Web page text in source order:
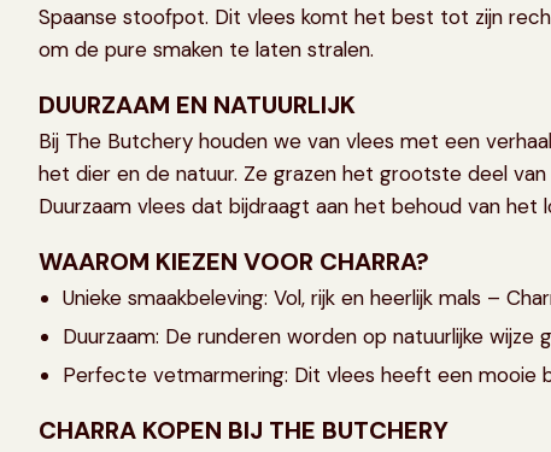
Spaanse stoofpot. Dit vlees komt het best tot zijn
om de pure smaken te laten stralen.
DUURZAAM EN NATUURLIJK
Bij The Butchery houden we van vlees met een
het dier en de natuur. Ze grazen het grootste deel
Duurzaam vlees dat bijdraagt aan het behoud van
WAAROM KIEZEN VOOR CHARRA?
Unieke smaakbeleving: Vol, rijk en heerlijk mals –
Duurzaam: De runderen worden op natuurlijke
Perfecte vetmarmering: Dit vlees heeft een mooie
CHARRA KOPEN BIJ THE BUTCHERY